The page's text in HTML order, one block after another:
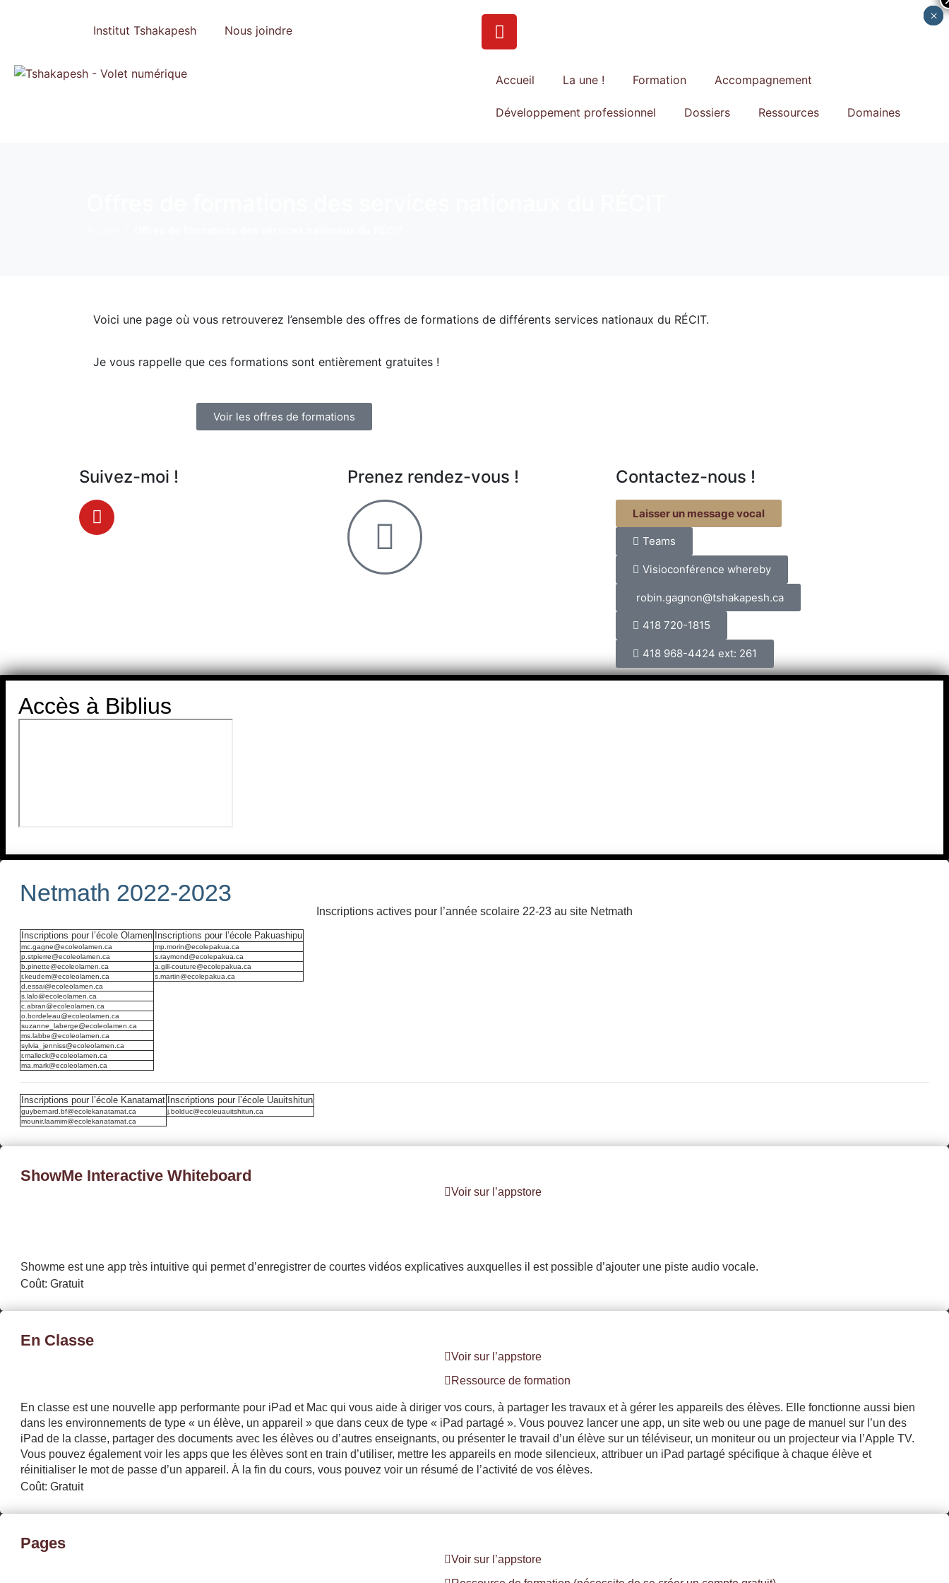
Institut Tshakapesh Nous joindre
Accueil La une ! Formation Accompagnement
Développement professionnel Dossiers Ressources Domaines
Voici une page où vous retrouverez l’ensemble des offres de formations de différents services nationaux du RÉCIT.
Je vous rappelle que ces formations sont entièrement gratuites !
Voir les offres de formations
Suivez-moi ! Prenez rendez-vous ! Contactez-nous !
Laisser un message vocal
Teams
Visioconférence whereby
robin.gagnon@tshakapesh.ca
418 720-1815
418 968-4424 ext: 261
Accès à Biblius
Netmath 2022-2023
Inscriptions actives pour l’année scolaire 22-23 au site Netmath
Inscriptions pour l’école Olamen Inscriptions pour l’école Pakuashipu
mc.gagne@ecoleolamen.ca
mp.morin@ecolepakua.ca
p.stpierre@ecoleolamen.ca
s.raymond@ecolepakua.ca
b.pinette@ecoleolamen.ca
a.gill-couture@ecolepakua.ca
r.keudem@ecoleolamen.ca
s.martin@ecolepakua.ca
d.essai@ecoleolamen.ca
s.lalo@ecoleolamen.ca
c.abran@ecoleolamen.ca
o.bordeleau@ecoleolamen.ca
suzanne_laberge@ecoleolamen.ca
ms.labbe@ecoleolamen.ca
sylvia_jenniss@ecoleolamen.ca
r.malleck@ecoleolamen.ca
ma.mark@ecoleolamen.ca
Inscriptions pour l’école Kanatamat Inscriptions pour l’école Uauitshitun
guybernard.bf@ecolekanatamat.ca
j.bolduc@ecoleuauitshitun.ca
mounir.laamim@ecolekanatamat.ca
×
ShowMe Interactive Whiteboard
Voir sur l’appstore
Showme est une app très intuitive qui permet d’enregistrer de courtes vidéos explicatives auxquelles il est possible d’ajouter une piste audio vocale.
Coût: Gratuit
×
En Classe
Voir sur l’appstore
Ressource de formation
En classe est une nouvelle app performante pour iPad et Mac qui vous aide à diriger vos cours, à partager les travaux et à gérer les appareils des élèves. Elle fonctionne aussi bien
dans les environnements de type « un élève, un appareil » que dans ceux de type « iPad partagé ». Vous pouvez lancer une app, un site web ou une page de manuel sur l’un des
iPad de la classe, partager des documents avec les élèves ou d’autres enseignants, ou présenter le travail d’un élève sur un téléviseur, un moniteur ou un projecteur via l’Apple TV.
Vous pouvez également voir les apps que les élèves sont en train d’utiliser, mettre les appareils en mode silencieux, attribuer un iPad partagé spécifique à chaque élève et
réinitialiser le mot de passe d’un appareil. À la fin du cours, vous pouvez voir un résumé de l’activité de vos élèves.
Coût: Gratuit
×
Pages
Voir sur l’appstore
×
×